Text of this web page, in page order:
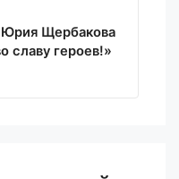
Щербакова
славу героев!»